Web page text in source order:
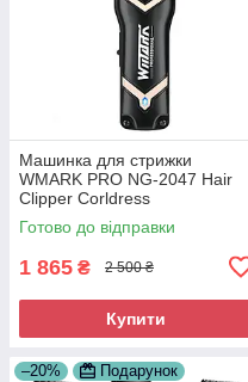
Машинка для стрижки
WMARK PRO NG-2047 Hair
Clipper Corldress
Готово до відправки
1 865 ₴ 2 500 ₴
Купити
–20% Подарунок